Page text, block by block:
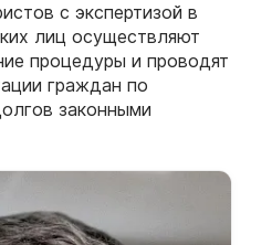
с экспертизой в
лиц осуществляют
процедуры и проводят
граждан по
законными